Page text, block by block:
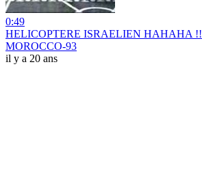
0:49
HELICOPTERE ISRAELIEN HAHAHA !!
MOROCCO-93
il y a 20 ans